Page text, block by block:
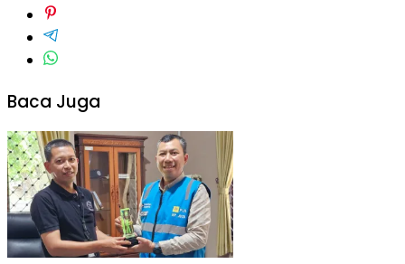
Baca Juga